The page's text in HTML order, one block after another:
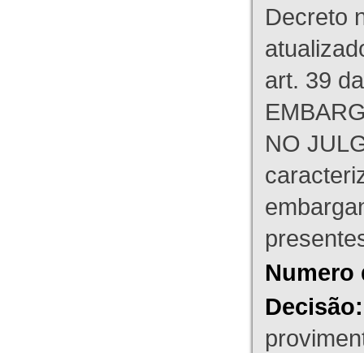
Decreto
art. 39
NO
Numero
Decisão: